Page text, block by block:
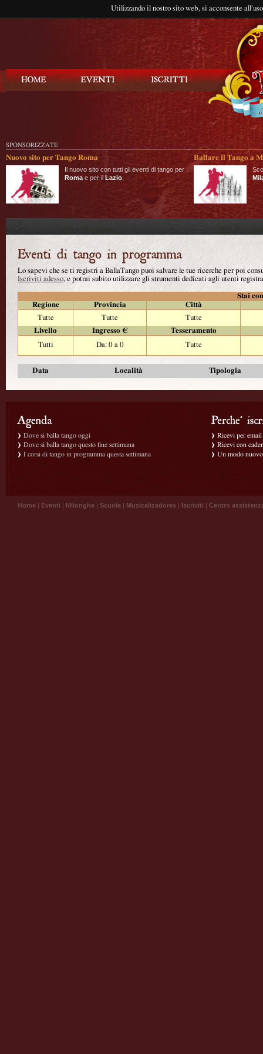
Utilizzando il nostro sito web, si acconsente
SPONSORIZZATE
Nuovo sito per Tango Roma
Il nuovo sito con tutti gli eventi di tango per
Roma e per il Lazio
Ballare il Tango a
Lo sapevi che se ti registri a BallaTango puoi salvare le tue ricerche per poi
Iscriviti adesso, e potrai subito utilizzare gli strumenti dedicati agli utenti
Stai
Regione
Provincia
Città
Tutte
Tutte
Tutte
Livello
Ingresso €
Tesseramento
Tutti
Da: 0 a 0 Tutte
Data Località Tipologia
Dove si balla tango oggi
Dove si balla tango questo fine settimana
I corsi di tango in programma questa settimana
Ricevi per
Ricevi con
Un modo
Home | Eventi | Milonghe | Scuole | Musicalizadores | Iscriviti | Centro